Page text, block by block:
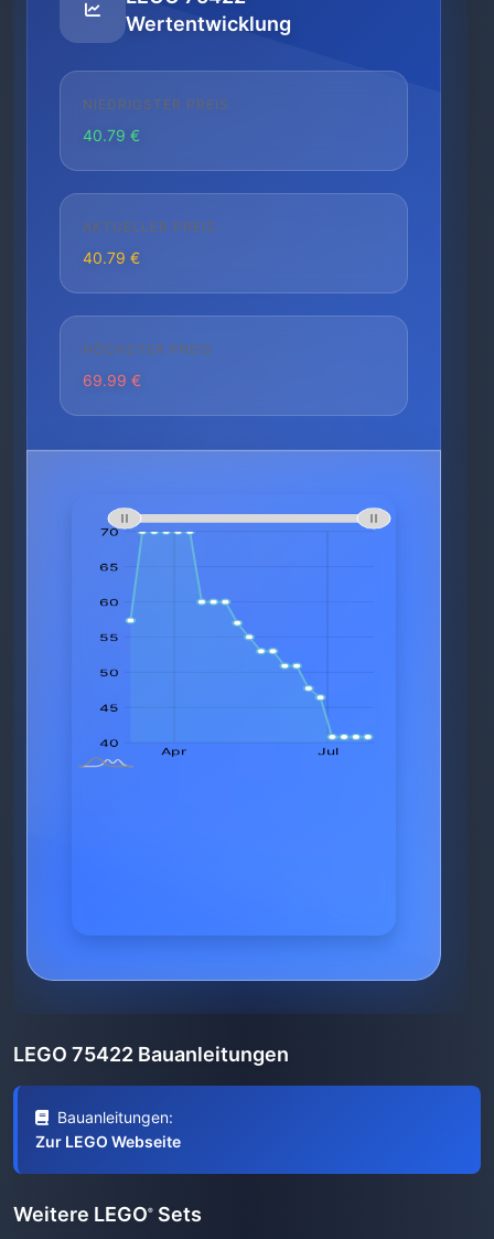
Wertentwicklung
NIEDRIGSTER PREIS
40.79 €
AKTUELLER PREIS
40.79 €
HÖCHSTER PREIS
69.99 €
LEGO 75422 Bauanleitungen
Bauanleitungen:
Zur LEGO Webseite
Weitere LEGO® Sets